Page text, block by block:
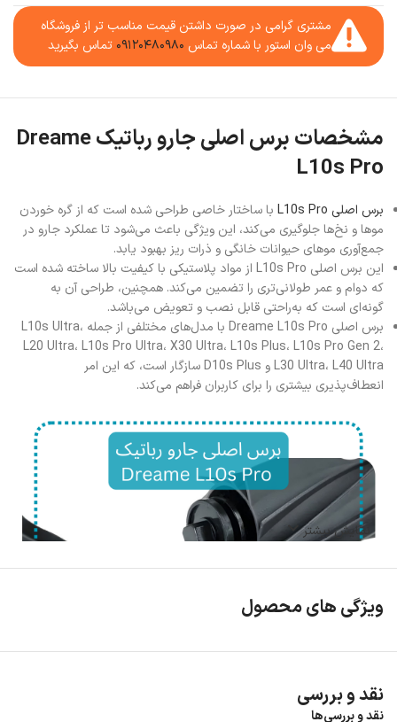
مشتری گرامی در صورت داشتن قیمت مناسب تر از فروشگاه
می وان استور با شماره تماس ۰۹۱۲۰۴۸۰۹۸۰ تماس بگیرید
مشخصات برس اصلی جارو رباتیک Dreame
L10s Pro
برس اصلی L10s Pro
با ساختار خاصی طراحی شده است که از گره خوردن
موها و نخ‌ها جلوگیری می‌کند، این ویژگی باعث می‌شود تا عملکرد جارو در
جمع‌آوری موهای حیوانات خانگی و ذرات ریز بهبود یابد.
این برس اصلی L10s Pro از مواد پلاستیکی با کیفیت بالا ساخته شده است
که دوام و عمر طولانی‌تری را تضمین می‌کند. همچنین، طراحی آن به
گونه‌ای است که به‌راحتی قابل نصب و تعویض می‌باشد.
برس اصلی Dreame L10s Pro با مدل‌های مختلفی از جمله L10s Ultra،
L20 Ultra، L10s Pro Ultra، X30 Ultra، L10s Plus، L10s Pro Gen 2،
L30 Ultra، L40 Ultra و D10s Plus سازگار است، که این امر
انعطاف‌پذیری بیشتری را برای کاربران فراهم می‌کند.
نمایش بیشتر
ویژگی های محصول
نقد و بررسی
نقد و بررسی‌ها